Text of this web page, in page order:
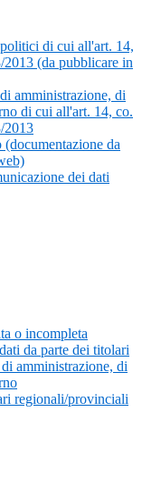
di cui all'art. 14,
(da pubblicare in
amministrazione, di
di cui all'art. 14, co.
2013
da
dei dati
o incompleta
da parte dei titolari
amministrazione, di
regionali/provinciali